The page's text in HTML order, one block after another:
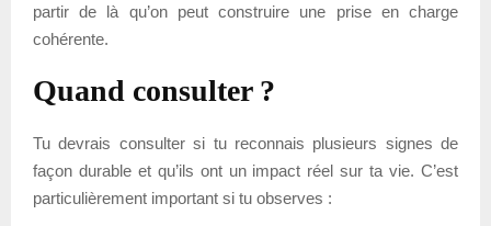
partir de là qu’on peut construire une prise en charge
cohérente.
Quand consulter ?
Tu devrais consulter si tu reconnais plusieurs signes de
façon durable et qu’ils ont un impact réel sur ta vie. C’est
particulièrement important si tu observes :